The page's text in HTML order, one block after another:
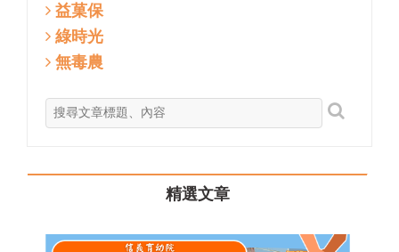
益菓保
綠時光
無毒農
精選文章